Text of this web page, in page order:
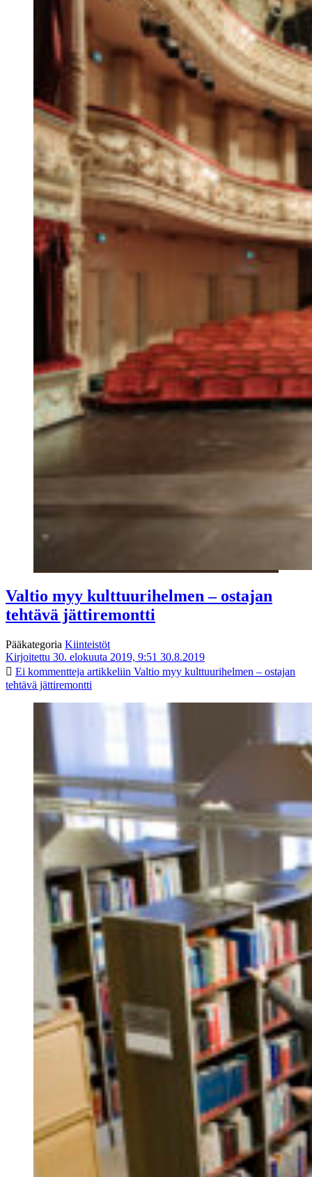
Valtio myy kulttuurihelmen – ostajan
tehtävä jättiremontti
Pääkategoria Kiinteistöt
Kirjoitettu 30. elokuuta 2019, 9:51 30.8.2019
Ei kommentteja artikkeliin Valtio myy kulttuurihelmen – ostajan
tehtävä jättiremontti